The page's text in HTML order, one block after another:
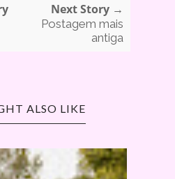
Next Story →
Postagem mais
antiga
ALSO LIKE